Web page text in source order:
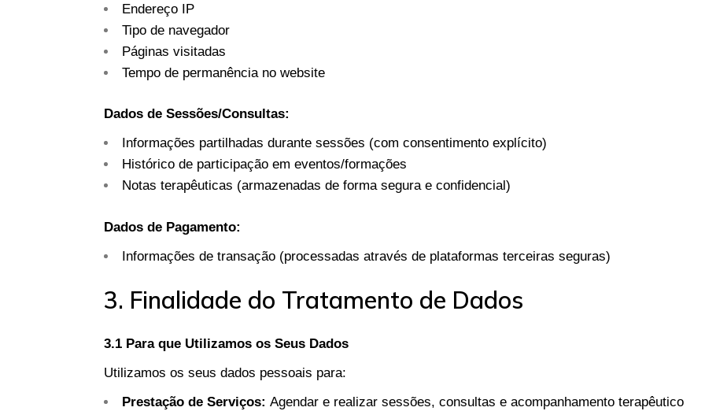
Endereço IP
Tipo de navegador
Páginas visitadas
Tempo de permanência no website
Dados de Sessões/Consultas:
Informações partilhadas durante sessões (com consentimento explícito)
Histórico de participação em eventos/formações
Notas terapêuticas (armazenadas de forma segura e confidencial)
Dados de Pagamento:
Informações de transação (processadas através de plataformas terceiras seguras)
3. Finalidade do Tratamento de Dados
3.1 Para que Utilizamos os Seus Dados
Utilizamos os seus dados pessoais para:
Prestação de Serviços: Agendar e realizar sessões, consultas e acompanhamento terapêutico